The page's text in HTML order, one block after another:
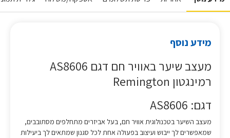
מידע נוסף
מעצב שיער באוויר חם דגם AS8606
רמינגטון Remington
דגם: AS8606
מעצב השיער בטכנולוגית אוויר חם, בעל אביזרים מתחלפים מסתובבים,
שמאפשרים לך ייבוש ועיצוב בפעולה אחת לכל סגנון שמתאים לך ביעילות